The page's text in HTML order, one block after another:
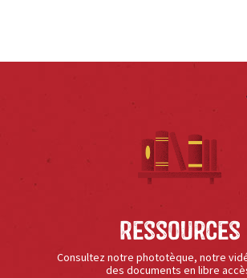
Ressources
Consultez notre phototèque, notre
des documents en libre